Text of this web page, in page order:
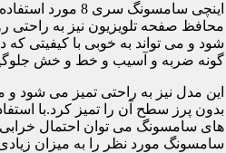
اینچی سامسونگ سری
محافظ صفحه تلویزیون نیز به
شود و می تواند به خوبی با کیفیتی که
گونه ضربه و آسیب و خط و خش
این مدل نیز به راحتی تمیز می شود و
بدون پرز سطح آن را تمیز کرد.با
های سامسونگ می توان احتمال خرابی و
سامسونگ مورد نظر را به میزان